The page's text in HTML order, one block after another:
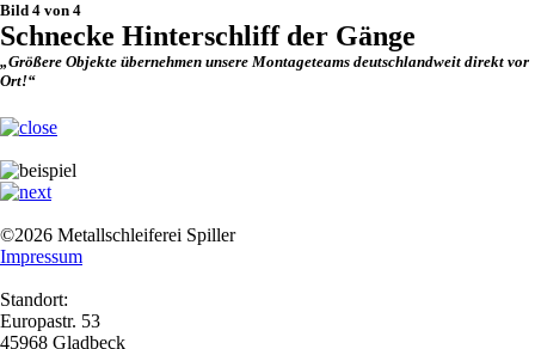
Bild 4 von 4
Schnecke Hinterschliff der Gänge
„Größere Objekte übernehmen unsere Montageteams deutschlandweit direkt vor
Ort!“
©2026 Metallschleiferei Spiller
Impressum
Standort:
Europastr. 53
45968 Gladbeck